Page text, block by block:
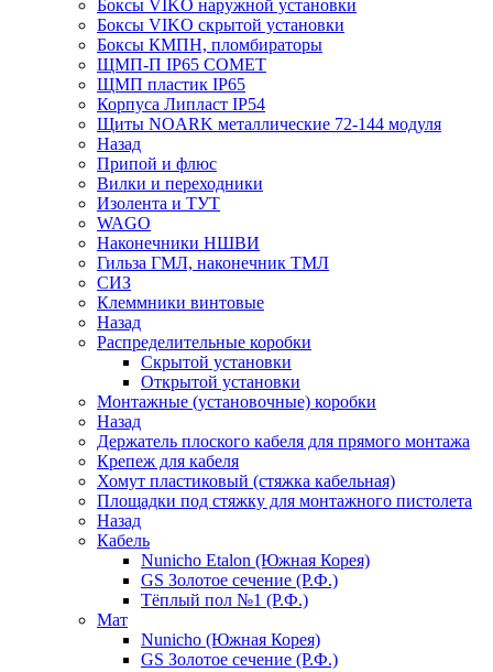
Боксы VIKO наружной установки
Боксы VIKO скрытой установки
Боксы КМПН, пломбираторы
ЩМП-П IP65 COMET
ЩМП пластик IP65
Корпуса Липласт IP54
Щиты NOARK металлические 72-144 модуля
Назад
Припой и флюс
Вилки и переходники
Изолента и ТУТ
WAGO
Наконечники НШВИ
Гильза ГМЛ, наконечник ТМЛ
СИЗ
Клеммники винтовые
Назад
Распределительные коробки
Скрытой установки
Открытой установки
Монтажные (установочные) коробки
Назад
Держатель плоского кабеля для прямого монтажа
Крепеж для кабеля
Хомут пластиковый (стяжка кабельная)
Площадки под стяжку для монтажного пистолета
Назад
Кабель
Nunicho Etalon (Южная Корея)
GS Золотое сечение (Р.Ф.)
Тёплый пол №1 (Р.Ф.)
Мат
Nunicho (Южная Корея)
GS Золотое сечение (Р.Ф.)